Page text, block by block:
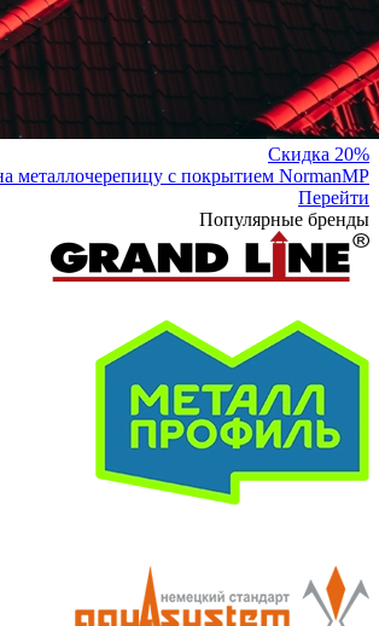
Скидка 20%
металлочерепицу с покрытием NormanMP
Перейти
Популярные бренды